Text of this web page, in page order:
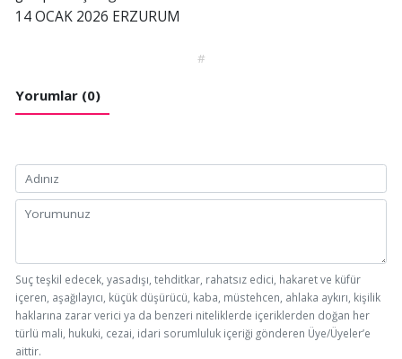
14 OCAK 2026 ERZURUM
#
Yorumlar (0)
Suç teşkil edecek, yasadışı, tehditkar, rahatsız edici, hakaret ve küfür
içeren, aşağılayıcı, küçük düşürücü, kaba, müstehcen, ahlaka aykırı, kişilik
haklarına zarar verici ya da benzeri niteliklerde içeriklerden doğan her
türlü mali, hukuki, cezai, idari sorumluluk içeriği gönderen Üye/Üyeler’e
aittir.